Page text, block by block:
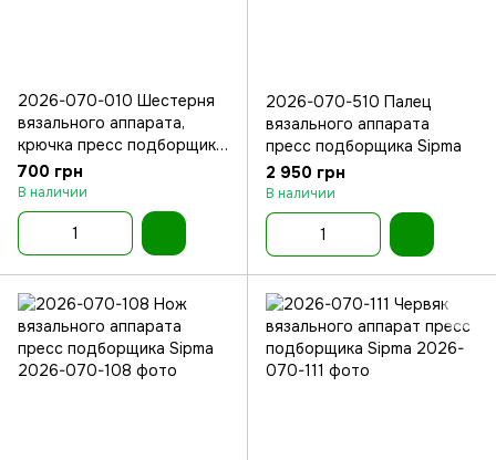
2026-070-010 Шестерня
вязального аппарата,
крючка пресс подборщика
Sipma
700 грн
В наличии
2026-070-510 Палец
вязального аппарата
пресс подборщика Sipma
2 950 грн
В наличии